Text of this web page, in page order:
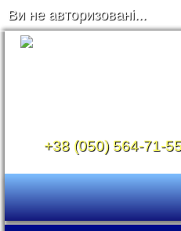
Ви не авторизовані...
+38 (050) 564-71-